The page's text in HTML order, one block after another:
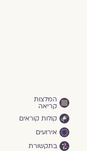
המלצות
קריאה
קולות קוראים
אירועים
בתקשורת